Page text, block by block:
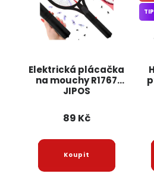
Elektrická plácačka
na mouchy R1767
JIPOS
89 Kč
TIP